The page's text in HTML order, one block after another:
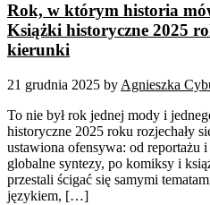
Rok, w którym historia
Książki historyczne 2025
kierunki
21 grudnia 2025 by Agnieszka
To nie był rok jednej mody i
historyczne 2025 roku rozjechały
ustawiona ofensywa: od reportażu
globalne syntezy, po komiksy i
przestali ścigać się samymi
językiem, […]